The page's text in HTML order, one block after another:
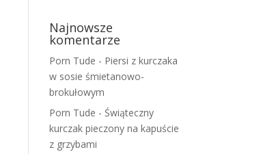
Najnowsze
komentarze
Porn Tude - Piersi z kurczaka
w sosie śmietanowo-
brokułowym
Porn Tude -Świąteczny
kurczak pieczony na kapuście
z grzybami